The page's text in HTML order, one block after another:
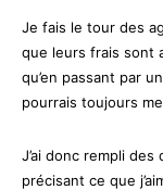
Je fais le tour des
que leurs frais sont
qu’en passant par
pourrais toujours
J’ai donc rempli
précisant ce que